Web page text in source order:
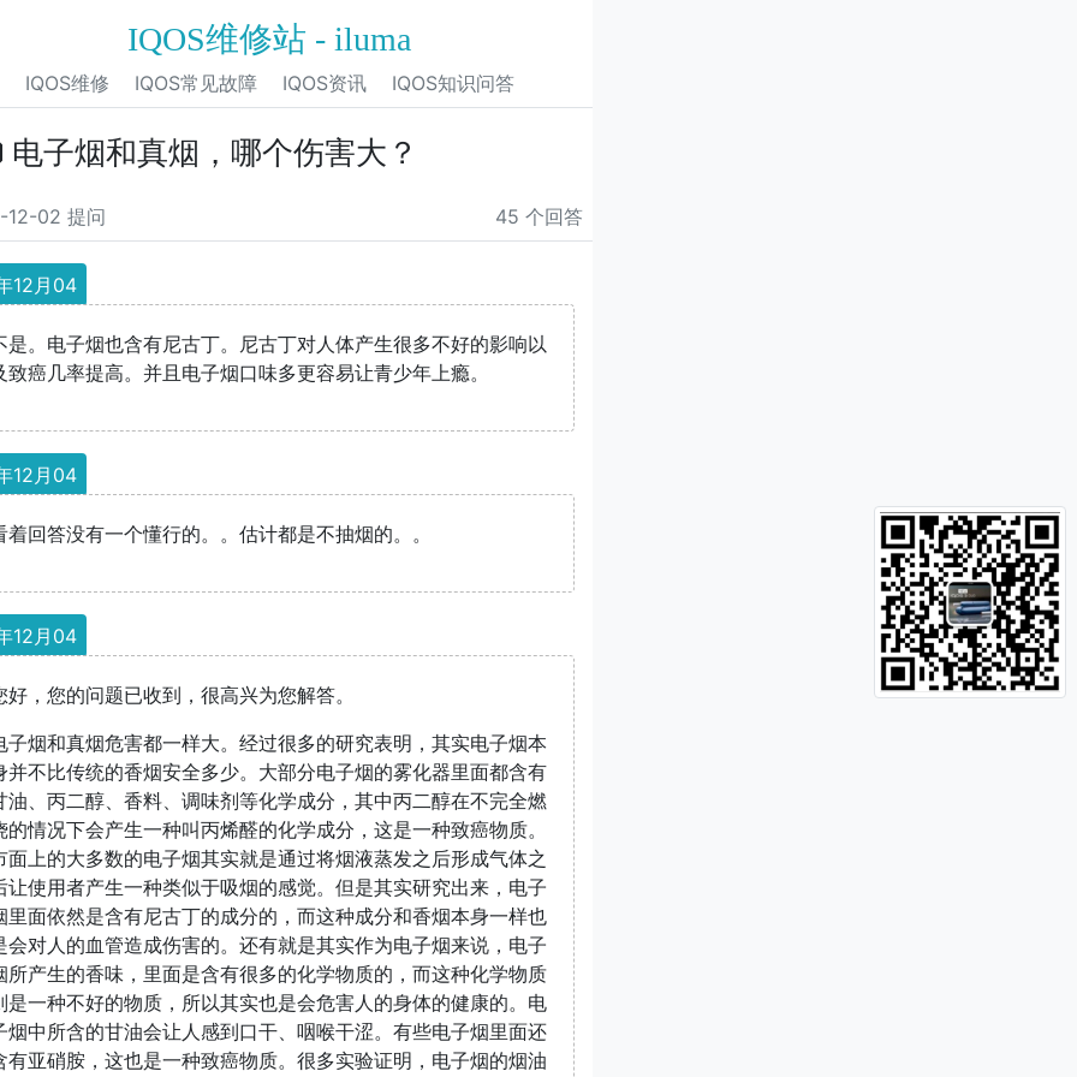
IQOS维修站 - iluma
IQOS维修 IQOS常见故障 IQOS资讯 IQOS知识问答
电子烟和真烟，哪个伤害大？
12-02 提问 45 个回答
12月04
是。电子烟也含有尼古丁。尼古丁对人体产生很多不好的影响以
致癌几率提高。并且电子烟口味多更容易让青少年上瘾。
12月04
着回答没有一个懂行的。。估计都是不抽烟的。。
12月04
好，您的问题已收到，很高兴为您解答。
子烟和真烟危害都一样大。经过很多的研究表明，其实电子烟本
并不比传统的香烟安全多少。大部分电子烟的雾化器里面都含有
油、丙二醇、香料、调味剂等化学成分，其中丙二醇在不完全燃
的情况下会产生一种叫丙烯醛的化学成分，这是一种致癌物质。
面上的大多数的电子烟其实就是通过将烟液蒸发之后形成气体之
让使用者产生一种类似于吸烟的感觉。但是其实研究出来，电子
里面依然是含有尼古丁的成分的，而这种成分和香烟本身一样也
会对人的血管造成伤害的。还有就是其实作为电子烟来说，电子
所产生的香味，里面是含有很多的化学物质的，而这种化学物质
是一种不好的物质，所以其实也是会危害人的身体的健康的。电
烟中所含的甘油会让人感到口干、咽喉干涩。有些电子烟里面还
有亚硝胺，这也是一种致癌物质。很多实验证明，电子烟的烟油